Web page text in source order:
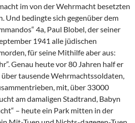
im von der Wehrmacht besetzten
Und bedingte sich gegenüber dem
4a, Paul Blobel, der seiner
1941 alle jüdischen
für seine Mithilfe aber aus:
Genau heute vor 80 Jahren half er
tausende Wehrmachtssoldaten,
mit, über 33000
am damaligen Stadtrand, Babyn
– heute ein Park mitten in der